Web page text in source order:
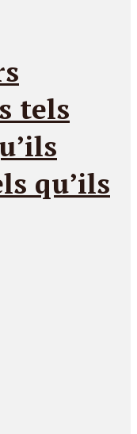
tels
qu’ils